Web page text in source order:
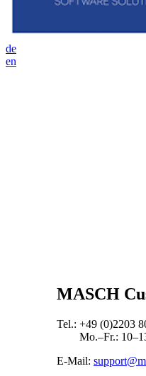
de
en
MASCH
Tel.: +49 (0)2203
Mo.–Fr.:
E-Mail: